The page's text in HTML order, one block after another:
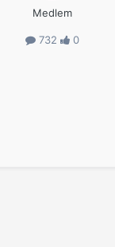
Medlem
732 0